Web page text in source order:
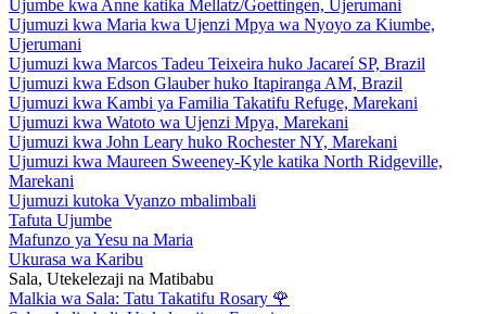
Ujumbe kwa Anne katika Mellatz/Goettingen, Ujerumani
Ujumuzi kwa Maria kwa Ujenzi Mpya wa Nyoyo za Kiumbe,
Ujerumani
Ujumuzi kwa Marcos Tadeu Teixeira huko Jacareí SP, Brazil
Ujumuzi kwa Edson Glauber huko Itapiranga AM, Brazil
Ujumuzi kwa Kambi ya Familia Takatifu Refuge, Marekani
Ujumuzi kwa Watoto wa Ujenzi Mpya, Marekani
Ujumuzi kwa John Leary huko Rochester NY, Marekani
Ujumuzi kwa Maureen Sweeney-Kyle katika North Ridgeville,
Marekani
Ujumuzi kutoka Vyanzo mbalimbali
Tafuta Ujumbe
Mafunzo ya Yesu na Maria
Ukurasa wa Karibu
Sala, Utekelezaji na Matibabu
Malkia wa Sala: Tatu Takatifu Rosary 🌹